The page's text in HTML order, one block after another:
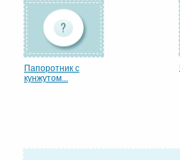
Папоротник с
кунжутом...